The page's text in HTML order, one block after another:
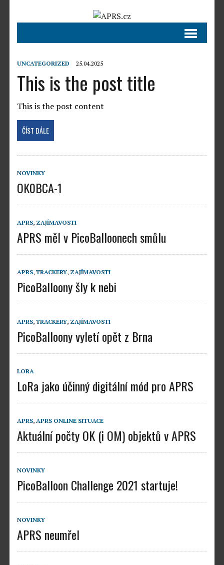
UNCATEGORIZED 25.04.2025
This is the post title
This is the post content
ČÍST DÁLE
NOVINKY
OK0BCA-1
APRS, ZAJÍMAVOSTI
APRS měl v PicoBalloonech smůlu
APRS, TRACKERY, ZAJÍMAVOSTI
PicoBalloony šly k nebi
APRS, TRACKERY, ZAJÍMAVOSTI
PicoBalloony vyletí opět z Brna
LORA
LoRa jako účinný digitální mód pro APRS
APRS, APRS ONLINE SITUACE
Aktuální počty OK (i OM) objektů v APRS
NOVINKY
PicoBalloon Challenge 2021 startuje!
NOVINKY
APRS neumřel